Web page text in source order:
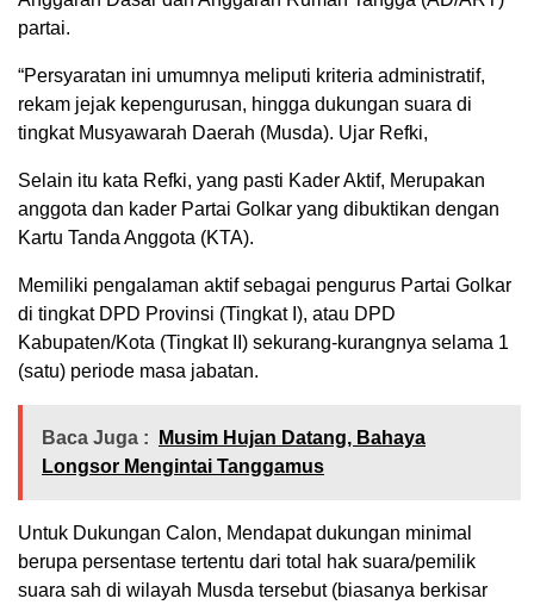
partai.
“Persyaratan ini umumnya meliputi kriteria administratif,
rekam jejak kepengurusan, hingga dukungan suara di
tingkat Musyawarah Daerah (Musda). Ujar Refki,
Selain itu kata Refki, yang pasti Kader Aktif, Merupakan
anggota dan kader Partai Golkar yang dibuktikan dengan
Kartu Tanda Anggota (KTA).
Memiliki pengalaman aktif sebagai pengurus Partai Golkar
di tingkat DPD Provinsi (Tingkat I), atau DPD
Kabupaten/Kota (Tingkat II) sekurang-kurangnya selama 1
(satu) periode masa jabatan.
Baca Juga :
Musim Hujan Datang, Bahaya
Longsor Mengintai Tanggamus
Untuk Dukungan Calon, Mendapat dukungan minimal
berupa persentase tertentu dari total hak suara/pemilik
suara sah di wilayah Musda tersebut (biasanya berkisar